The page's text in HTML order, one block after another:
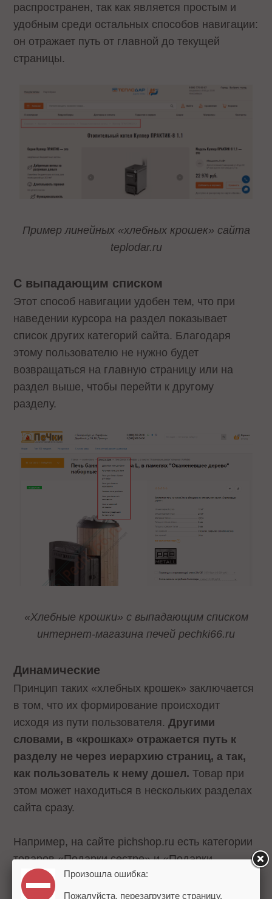
распространен, так как является простым и
удобным среди остальных способов навигации:
он отражает путь от главной до текущей
страницы.
Пример линейных «хлебных крошек» сайта
teplodar.ru
С выпадающим списком
Этот способ навигации удобен тем, что при
наведении курсора на раздел показывает
список других категорий сайта. Благодаря
этому пользователю не нужно будет
возвращаться на главную страницу или на
раздел выше, чтобы перейти к другому
разделу.
«Хлебные крошки» с выпадающим списком
интернет-магазина печей pechki66.ru
Динамические
Принцип таких «хлебных крошек» заключается
в том, что их формирование происходит
исходя из пути пользователя.Другими
словами, в «крошках» отражается путь к
разделу не через иерархию страниц, а так,
как пользователь к нему дошел. Товар при
этом может находиться в нескольких разделах
сайта сразу.
Например, на сайте pichshop.ru есть категории
товаров «Подарки сестре» и «Подарки
подруге» – товар «экобутылка с фильтром»
находится одновременно в двух этих
Произошла ошибка:
Пожалуйста, перезагрузите страницу.